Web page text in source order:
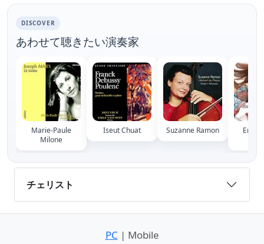
DISCOVER
あわせて聴きたい演奏家
Marie-Paule
Milone
Iseut Chuat Suzanne Ramon
チェリスト
PC | Mobile